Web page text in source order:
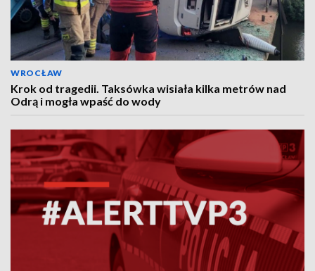
WROCŁAW
Krok od tragedii. Taksówka wisiała kilka metrów nad
Odrą i mogła wpaść do wody